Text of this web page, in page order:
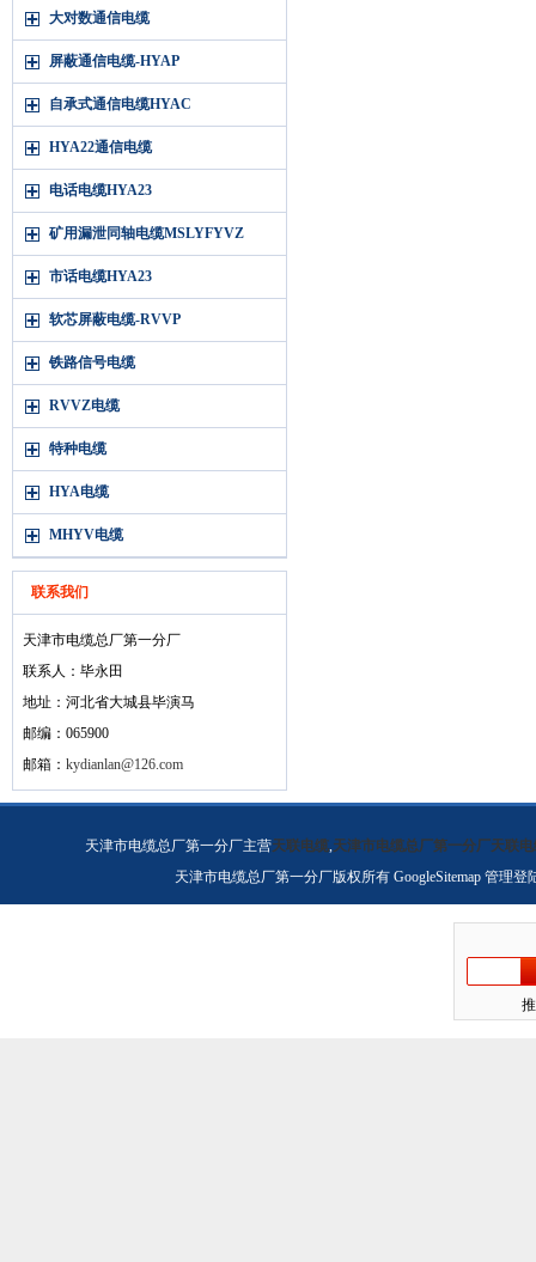
大对数通信电缆
屏蔽通信电缆-HYAP
自承式通信电缆HYAC
HYA22通信电缆
电话电缆HYA23
矿用漏泄同轴电缆MSLYFYVZ
市话电缆HYA23
软芯屏蔽电缆-RVVP
铁路信号电缆
RVVZ电缆
特种电缆
HYA电缆
MHYV电缆
联系我们
天津市电缆总厂第一分厂
联系人：毕永田
地址：河北省大城县毕演马
邮编：065900
邮箱： kydianlan@126.com
天津市电缆总厂第一分厂主营天联电缆,天津市电缆总厂第一分厂天联电
天津市电缆总厂第一分厂版权所有 GoogleSitemap 管理登